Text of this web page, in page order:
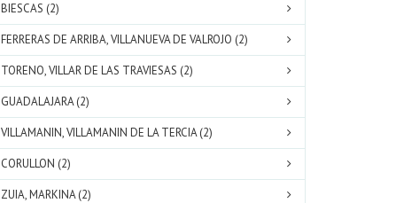
BIESCAS (2)
FERRERAS DE ARRIBA, VILLANUEVA DE VALROJO (2)
TORENO, VILLAR DE LAS TRAVIESAS (2)
GUADALAJARA (2)
VILLAMANIN, VILLAMANIN DE LA TERCIA (2)
CORULLON (2)
ZUIA, MARKINA (2)